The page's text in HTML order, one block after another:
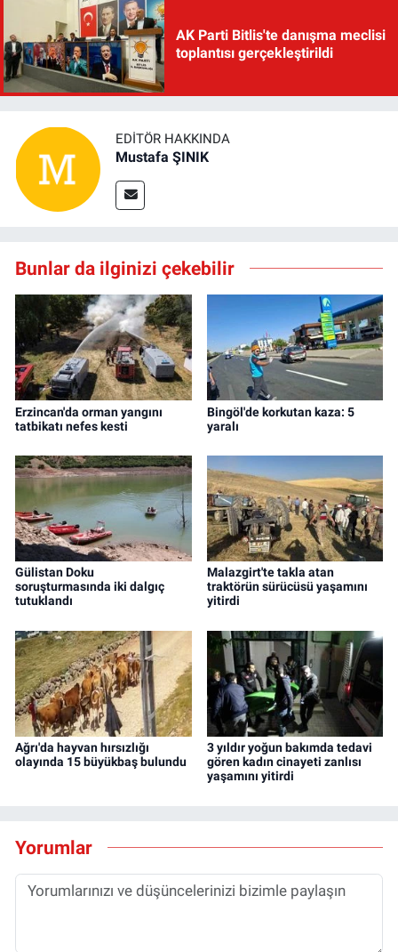
AK Parti Bitlis'te danışma meclisi
toplantısı gerçekleştirildi
EDITÖR HAKKINDA
Mustafa ŞINIK
Bunlar da ilginizi çekebilir
Erzincan'da orman yangını
tatbikatı nefes kesti
Bingöl'de korkutan kaza: 5
yaralı
Gülistan Doku
soruşturmasında iki dalgıç
tutuklandı
Malazgirt'te takla atan
traktörün sürücüsü yaşamını
yitirdi
Ağrı'da hayvan hırsızlığı
olayında 15 büyükbaş bulundu
3 yıldır yoğun bakımda tedavi
gören kadın cinayeti zanlısı
yaşamını yitirdi
Yorumlar